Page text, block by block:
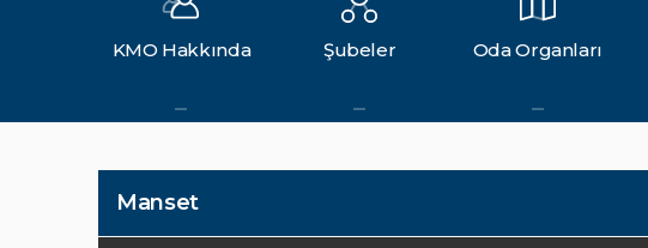
KMO Hakkında Şubeler Oda Organları
Manset